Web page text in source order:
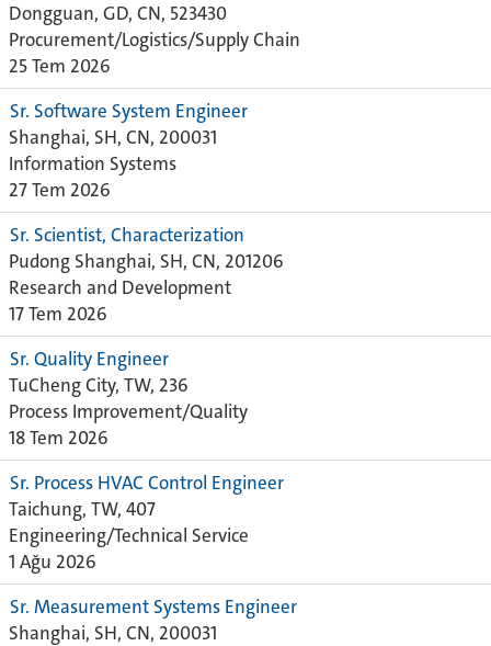
Dongguan, GD, CN, 523430
Procurement/Logistics/Supply Chain
25 Tem 2026
Sr. Software System Engineer
Shanghai, SH, CN, 200031
Information Systems
27 Tem 2026
Sr. Scientist, Characterization
Pudong Shanghai, SH, CN, 201206
Research and Development
17 Tem 2026
Sr. Quality Engineer
TuCheng City, TW, 236
Process Improvement/Quality
18 Tem 2026
Sr. Process HVAC Control Engineer
Taichung, TW, 407
Engineering/Technical Service
1 Ağu 2026
Sr. Measurement Systems Engineer
Shanghai, SH, CN, 200031